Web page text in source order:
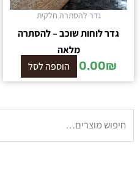
גדר להסתרה חלקית
גדר לוחות שוכב – להסתרה
מלאה
0.00₪ הוספה לסל
עבור: